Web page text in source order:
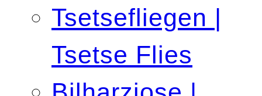
Tsetsefliegen |
Tsetse Flies